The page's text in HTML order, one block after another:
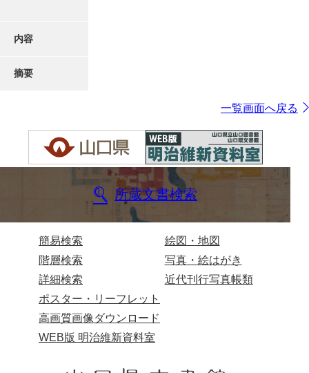
内容
摘要
一覧画面へ戻る
所蔵文書検索
簡易検索
階層検索
詳細検索
絵図・地図
写真・絵はがき
近代刊行写真帳類
ポスター・リーフレット
高画質画像ダウンロード
WEB版 明治維新資料室